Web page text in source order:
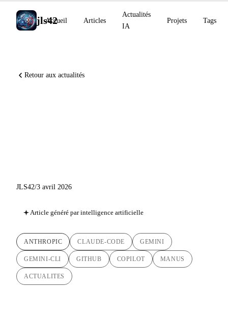
jls42
Accueil Articles
Actualités
IA
Projets Tags
Retour aux actualités
JLS42/3 avril 2026
Article généré par intelligence artificielle
ANTHROPIC CLAUDE-CODE GEMINI
GEMINI-CLI GITHUB COPILOT MANUS
ACTUALITES